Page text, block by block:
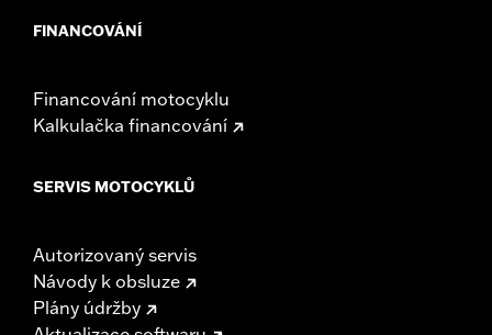
FINANCOVÁNÍ
Financování motocyklu
Kalkulačka financování
SERVIS MOTOCYKLŮ
Autorizovaný servis
Návody k obsluze
Plány údržby